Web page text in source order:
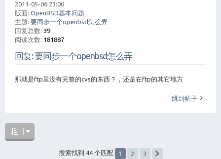
2011-05-06 23:00
版面: OpenBSD基本问题
主题: 要同步一个openbsd怎么弄
回复总数: 39
阅读次数: 181887
回复: 要同步一个openbsd怎么弄
那就是ftp里没有完整的cvs的东西？，还是在ftp的其它地方
跳到帖子
搜索找到 44 个匹配 1 2
3